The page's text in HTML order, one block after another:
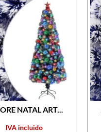
NATAL ART...
IVA incluido